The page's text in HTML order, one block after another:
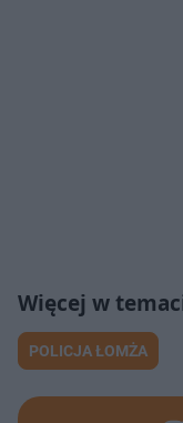
POLICJA ŁOMŻA